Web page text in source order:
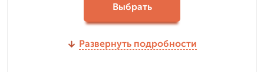
Выбрать
Развернуть подробности